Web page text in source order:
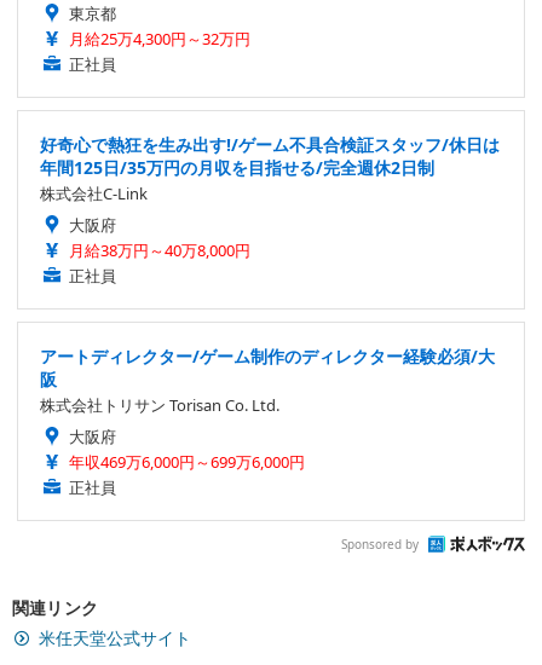
東京都
月給25万4,300円～32万円
正社員
好奇心で熱狂を生み出す!/ゲーム不具合検証スタッフ/休日は
年間125日/35万円の月収を目指せる/完全週休2日制
株式会社C-Link
大阪府
月給38万円～40万8,000円
正社員
アートディレクター/ゲーム制作のディレクター経験必須/大
阪
株式会社トリサン Torisan Co. Ltd.
大阪府
年収469万6,000円～699万6,000円
正社員
Sponsored by
関連リンク
米任天堂公式サイト